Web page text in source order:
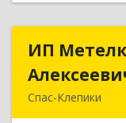
ИП
Спас-Клепики